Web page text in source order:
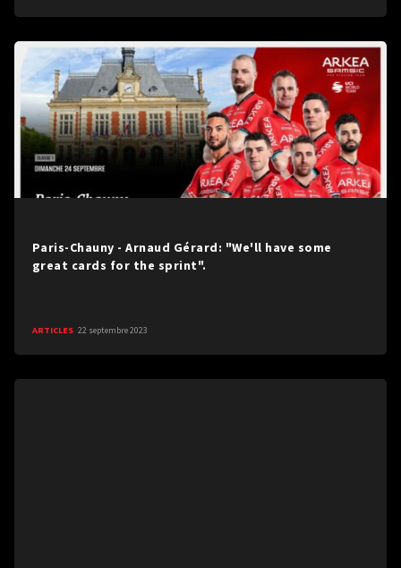
Paris-Chauny - Arnaud Gérard: "We'll have some
great cards for the sprint".
ARTICLES 22 septembre 2023